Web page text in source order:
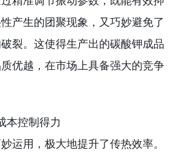
产生的团聚现象，又巧妙避免了
裂。这使得生产出的碳酸钾成品
优越，在市场上具备强大的竞争
本控制得力
运用，极大地提升了传热效率。